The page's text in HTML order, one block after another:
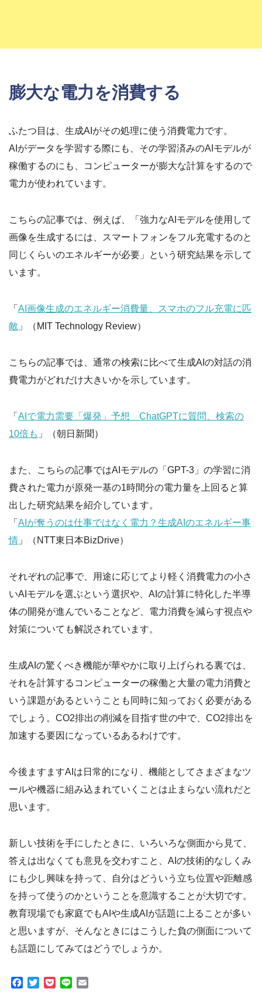
膨大な電力を消費する
ふたつ目は、生成AIがその処理に使う消費電力です。
AIがデータを学習する際にも、その学習済みのAIモデルが
稼働するのにも、コンピューターが膨大な計算をするので
電力が使われています。
こちらの記事では、例えば、「強力なAIモデルを使用して
画像を生成するには、スマートフォンをフル充電するのと
同じくらいのエネルギーが必要」という研究結果を示して
います。
「 AI画像生成のエネルギー消費量、スマホのフル充電に匹
敵 」（MIT Technology Review）
こちらの記事では、通常の検索に比べて生成AIの対話の消
費電力がどれだけ大きいかを示しています。
「 AIで電力需要「爆発」予想 ChatGPTに質問、検索の
10倍も 」（朝日新聞）
また、こちらの記事ではAIモデルの「GPT-3」の学習に消
費された電力が原発一基の1時間分の電力量を上回ると算
出した研究結果を紹介しています。
「 AIが奪うのは仕事ではなく電力？生成AIのエネルギー事
情 」（NTT東日本BizDrive）
それぞれの記事で、用途に応じてより軽く消費電力の小さ
いAIモデルを選ぶという選択や、AIの計算に特化した半導
体の開発が進んでいることなど、電力消費を減らす視点や
対策についても解説されています。
生成AIの驚くべき機能が華やかに取り上げられる裏では、
それを計算するコンピューターの稼働と大量の電力消費と
いう課題があるということも同時に知っておく必要がある
でしょう。CO2排出の削減を目指す世の中で、CO2排出を
加速する要因になっているあるわけです。
今後ますますAIは日常的になり、機能としてさまざまなツ
ールや機器に組み込まれていくことは止まらない流れだと
思います。
新しい技術を手にしたときに、いろいろな側面から見て、
答えは出なくても意見を交わすこと、AIの技術的なしくみ
にも少し興味を持って、自分はどういう立ち位置や距離感
を持って使うのかということを意識することが大切です。
教育現場でも家庭でもAIや生成AIが話題に上ることが多い
と思いますが、そんなときにはこうした負の側面について
も話題にしてみてはどうでしょうか。
Facebook
TwitterPocket
Line